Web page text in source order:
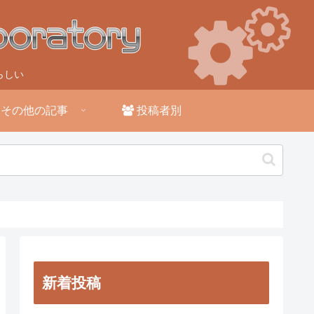
しい
の他の記事 投稿者別
新着投稿